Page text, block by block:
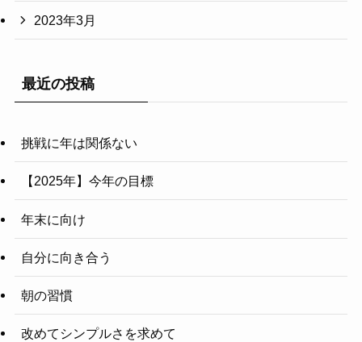
2023年3月
最近の投稿
挑戦に年は関係ない
【2025年】今年の目標
年末に向け
自分に向き合う
朝の習慣
改めてシンプルさを求めて